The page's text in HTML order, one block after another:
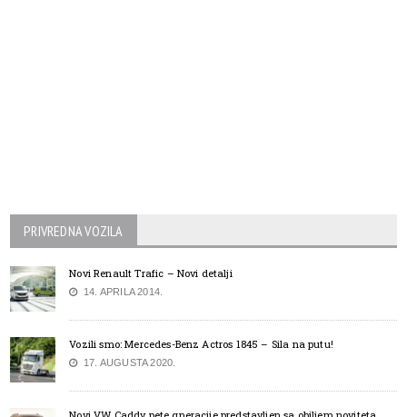
PRIVREDNA VOZILA
Novi Renault Trafic – Novi detalji
14. APRILA 2014.
Vozili smo: Mercedes-Benz Actros 1845 – Sila na putu!
17. AUGUSTA 2020.